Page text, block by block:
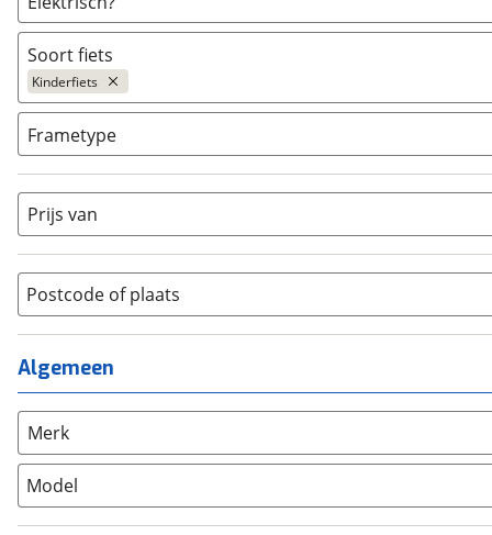
Niet elektrisch (647)
Ja, E-bike (
Ja, High-speed (0)
Soort fiets
Kinderfiets
BMX / Freestyle fiets (4)
Cruiserfiets
Jeugdfiets (297)
Kinderfiets (647)
Ligfiets (95)
Mountainbike
Overig (43)
Racefiets
Stadsfiets (6589)
Tandem
Vouwfiets (20)
Frametype
Dames (2)
Dames monotube
Heren (1)
Jongens
Lage instap (0)
Meisjes
Prijs van
Postcode of plaats
Algemeen
Merk
Model